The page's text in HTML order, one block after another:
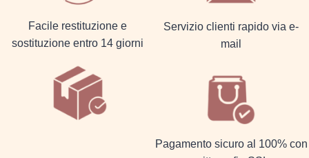
Facile restituzione e
sostituzione entro 14 giorni
Servizio clienti rapido via e-
mail
Pagamento sicuro al 100% con